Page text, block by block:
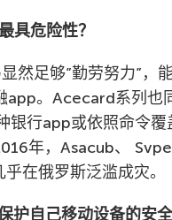
具危险性？
然足够”勤劳努力”，
app。Acecard系列也
银行app或依照命令覆
年，Asacub、
在俄罗斯泛滥成灾。
护自己移动设备的安全